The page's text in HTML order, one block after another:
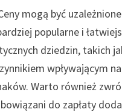
mogą być
popularne i
dziedzin, takich
wpływającym
Warto również
do zapłaty